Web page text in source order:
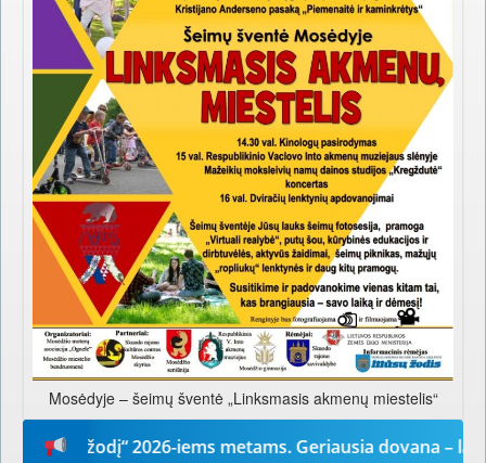
Mosėdyje – šeimų šventė „Linksmasis akmenų miestelis“
žodį“ 2026-iems metams. Geriausia dovana –